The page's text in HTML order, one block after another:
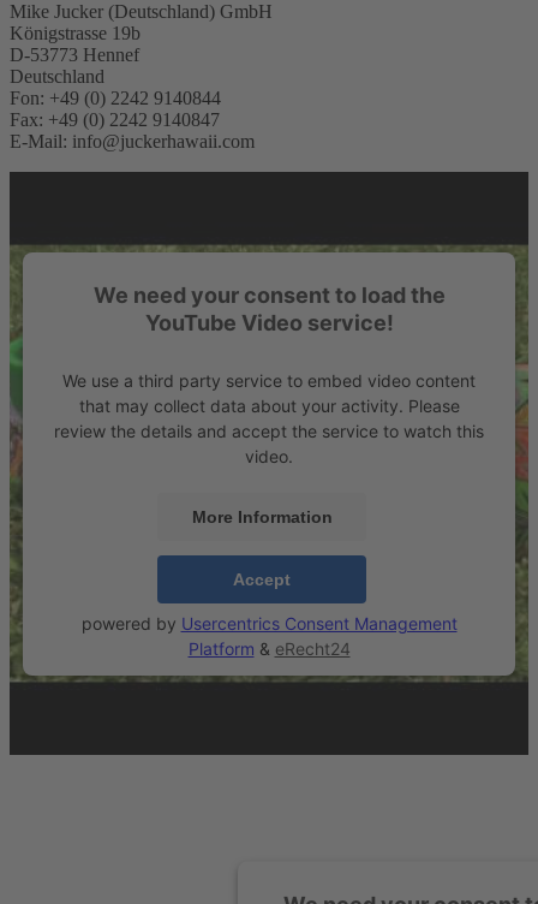
Mike Jucker (Deutschland) GmbH
Königstrasse 19b
D-53773 Hennef
Deutschland
Fon: +49 (0) 2242 9140844
Fax: +49 (0) 2242 9140847
E-Mail: info@juckerhawaii.com
We need your consent to load the
YouTube Video service!
We use a third party service to embed video content
that may collect data about your activity. Please
review the details and accept the service to watch this
video.
More Information
Accept
powered by Usercentrics Consent Management
Platform & eRecht24